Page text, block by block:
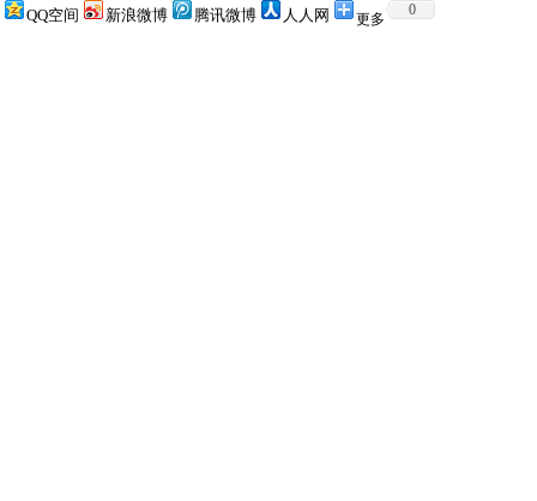
QQ空间 新浪微博 腾讯微博 人人网 更多
0